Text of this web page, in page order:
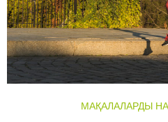
МАҚАЛАЛАРДЫ